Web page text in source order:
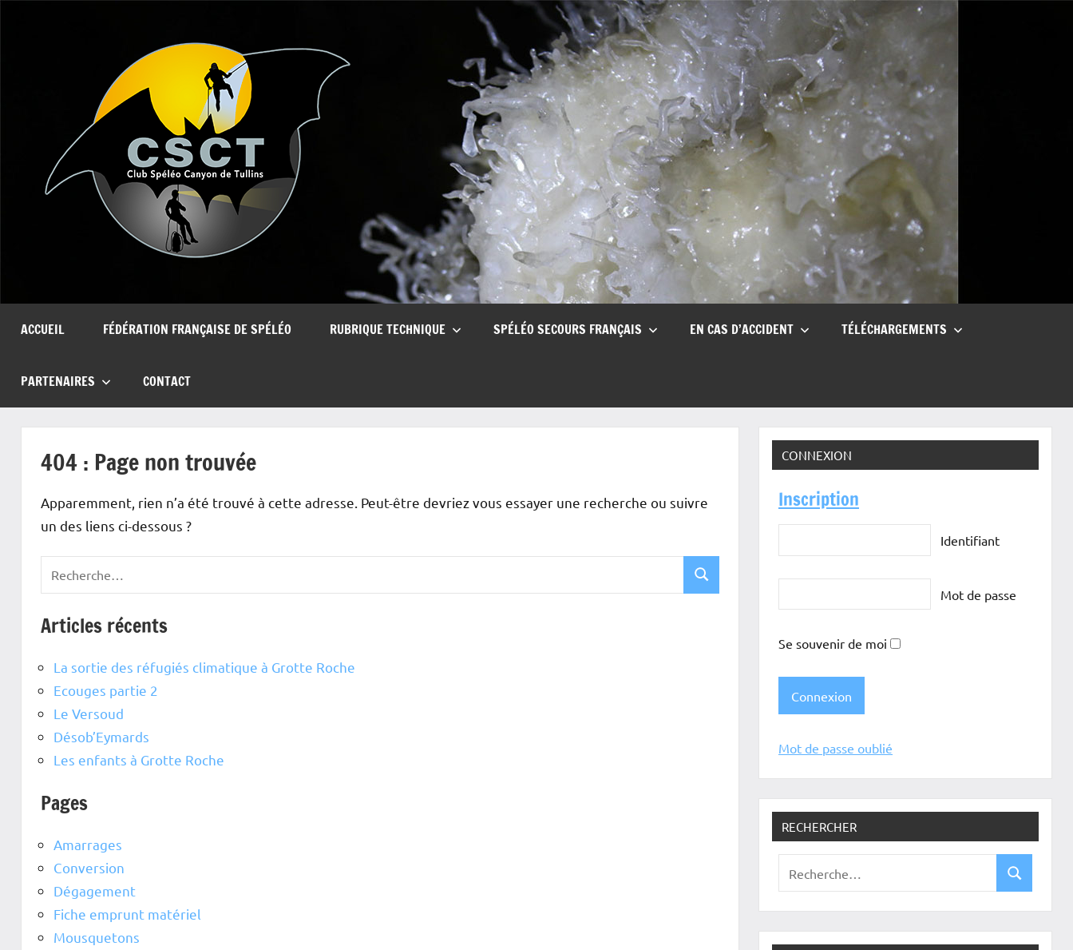
de
Tullins
ACCUEIL FÉDÉRATION FRANÇAISE DE SPÉLÉO RUBRIQUE TECHNIQUE SPÉLÉO SECOURS FRANÇAIS EN CAS D’ACCIDENT TÉLÉCHARGEMENTS
PARTENAIRES CONTACT
404 : Page non trouvée
Apparemment, rien n’a été trouvé à cette adresse. Peut-être devriez vous essayer une recherche ou suivre
un des liens ci-dessous ?
Articles récents
La sortie des réfugiés climatique à Grotte Roche
Ecouges partie 2
Le Versoud
Désob’Eymards
Les enfants à Grotte Roche
Pages
Amarrages
Conversion
Dégagement
Fiche emprunt matériel
Mousquetons
CONNEXION
Inscription
Identifiant
Mot de passe
Se souvenir de moi
Mot de passe oublié
RECHERCHER